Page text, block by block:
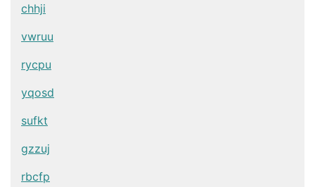
chhji
vwruu
rycpu
yqosd
sufkt
gzzuj
rbcfp